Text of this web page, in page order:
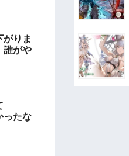
がりま
誰がや
ったな